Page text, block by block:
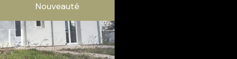
Nouveauté